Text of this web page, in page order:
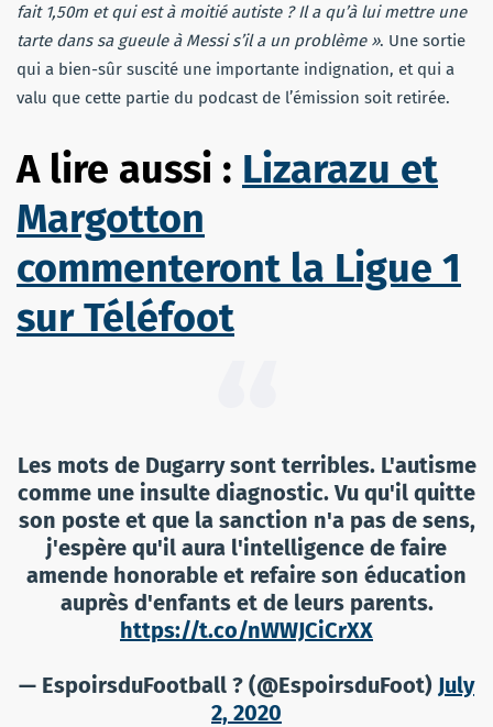
fait 1,50m et qui est à moitié autiste ? Il a qu’à lui mettre une
tarte dans sa gueule à Messi s’il a un problème ». Une sortie
qui a bien-sûr suscité une importante indignation, et qui a
valu que cette partie du podcast de l’émission soit retirée.
A lire aussi : Lizarazu et
Margotton
commenteront la Ligue 1
sur Téléfoot
Les mots de Dugarry sont terribles. L'autisme
comme une insulte diagnostic. Vu qu'il quitte
son poste et que la sanction n'a pas de sens,
j'espère qu'il aura l'intelligence de faire
amende honorable et refaire son éducation
auprès d'enfants et de leurs parents.
https://t.co/nWWJCiCrXX
— EspoirsduFootball ? (@EspoirsduFoot) July
2, 2020